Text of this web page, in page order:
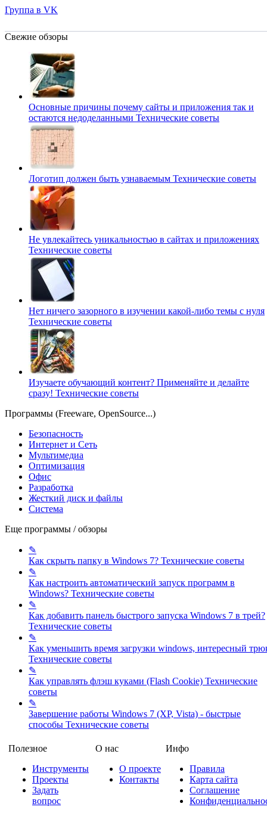
Группа в VK
Свежие обзоры
Основные причины почему сайты и приложения так и
остаются недоделанными Технические советы
Логотип должен быть узнаваемым Технические советы
Не увлекайтесь уникальностью в сайтах и приложениях
Технические советы
Нет ничего зазорного в изучении какой-либо темы с нуля
Технические советы
Изучаете обучающий контент? Применяйте и делайте
сразу! Технические советы
Программы (Freeware, OpenSource...)
Безопасность
Интернет и Сеть
Мультимедиа
Оптимизация
Офис
Разработка
Жесткий диск и файлы
Система
Еще программы / обзоры
✎
Как скрыть папку в Windows 7? Технические советы
✎
Как настроить автоматический запуск программ в
Windows? Технические советы
✎
Как добавить панель быстрого запуска Windows 7 в трей?
Технические советы
✎
Как уменьшить время загрузки windows, интересный
Технические советы
✎
Как управлять флэш куками (Flash Cookie) Технические
советы
✎
Завершение работы Windows 7 (XP, Vista) - быстрые
способы Технические советы
Полезное
Инструменты
Проекты
Задать
вопрос
О нас
О проекте
Контакты
Инфо
Правила
Карта сайта
Соглашение